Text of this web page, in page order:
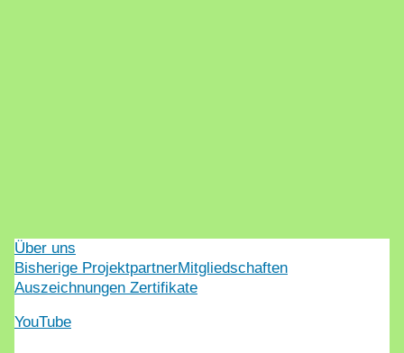
Über uns
Bisherige ProjektpartnerMitgliedschaften
Auszeichnungen Zertifikate
YouTube